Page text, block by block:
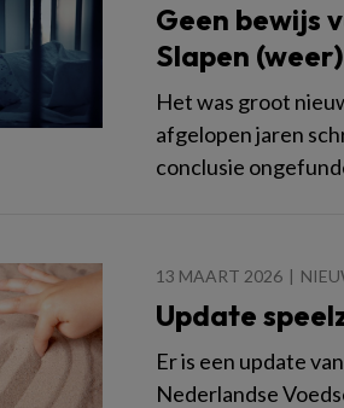
Geen bewijs
Slapen
Het was groot
afgelopen jaren
conclusie
13 MAART 2026
Update
Er is een update
Nederlandse